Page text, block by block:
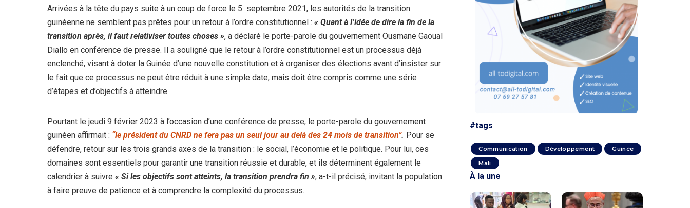
Arrivées à la tête du pays suite à un coup de force le 5 septembre 2021, les autorités de la transition
guinéenne ne semblent pas prêtes pour un retour à l’ordre constitutionnel : « Quant à l’idée de dire la fin de la
transition après, il faut relativiser toutes choses », a déclaré le porte-parole du gouvernement Ousmane Gaoual
Diallo en conférence de presse. Il a souligné que le retour à l’ordre constitutionnel est un processus déjà
enclenché, visant à doter la Guinée d’une nouvelle constitution et à organiser des élections avant d’insister sur
le fait que ce processus ne peut être réduit à une simple date, mais doit être compris comme une série
d’étapes et d’objectifs à atteindre.
Pourtant le jeudi 9 février 2023 à l’occasion d’une conférence de presse, le porte-parole du gouvernement
guinéen affirmait : “le président du CNRD ne fera pas un seul jour au delà des 24 mois de transition”. Pour se
défendre, retour sur les trois grands axes de la transition : le social, l’économie et le politique. Pour lui, ces
domaines sont essentiels pour garantir une transition réussie et durable, et ils déterminent également le
calendrier à suivre « Si les objectifs sont atteints, la transition prendra fin », a-t-il précisé, invitant la population
à faire preuve de patience et à comprendre la complexité du processus.
#tags
Communication Développement
Guinée
Mali
À la une